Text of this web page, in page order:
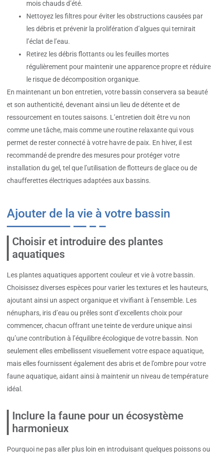
mois chauds d’été.
Nettoyez les filtres pour éviter les obstructions causées par
les débris et prévenir la prolifération d’algues qui ternirait
l’éclat de l’eau.
Retirez les débris flottants ou les feuilles mortes
régulièrement pour maintenir une apparence propre et réduire
le risque de décomposition organique.
En maintenant un bon entretien, votre bassin conservera sa beauté
et son authenticité, devenant ainsi un lieu de détente et de
ressourcement en toutes saisons. L’entretien doit être vu non
comme une tâche, mais comme une routine relaxante qui vous
permet de rester connecté à votre havre de paix. En hiver, il est
recommandé de prendre des mesures pour protéger votre
installation du gel, tel que l’utilisation de flotteurs de glace ou de
chaufferettes électriques adaptées aux bassins.
Ajouter de la vie à votre bassin
Choisir et introduire des plantes
aquatiques
Les plantes aquatiques apportent couleur et vie à votre bassin.
Choisissez diverses espèces pour varier les textures et les hauteurs,
ajoutant ainsi un aspect organique et vivifiant à l’ensemble. Les
nénuphars, iris d’eau ou prêles sont d’excellents choix pour
commencer, chacun offrant une teinte de verdure unique ainsi
qu’une contribution à l’équilibre écologique de votre bassin. Non
seulement elles embellissent visuellement votre espace aquatique,
mais elles fournissent également des abris et de l’ombre pour votre
faune aquatique, aidant ainsi à maintenir un niveau de température
idéal.
Inclure la faune pour un écosystème
harmonieux
Pourquoi ne pas aller plus loin en introduisant quelques poissons ou